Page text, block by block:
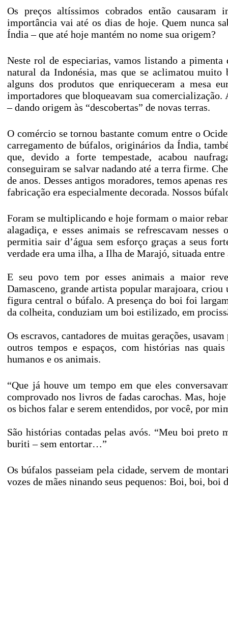
Os preços altíssimos cobrados então
importância vai até os dias de hoje. Quem nunca
Índia – que até hoje mantém no nome sua origem?
Neste rol de especiarias, vamos listando a
natural da Indonésia, mas que se aclimatou
alguns dos produtos que enriqueceram a mesa
importadores que bloqueavam sua
– dando origem às “descobertas” de novas terras.
O comércio se tornou bastante comum entre o
carregamento de búfalos, originários da Índia,
que, devido a forte tempestade, acabou
conseguiram se salvar nadando até a terra firme.
de anos. Desses antigos moradores, temos apenas
fabricação era especialmente decorada. Nossos
Foram se multiplicando e hoje formam o maior
alagadiça, e esses animais se refrescavam
permitia sair d’água sem esforço graças a seus
verdade era uma ilha, a Ilha de Marajó, situada
E seu povo tem por esses animais a maior
Damasceno, grande artista popular marajoara,
figura central o búfalo. A presença do boi foi
da colheita, conduziam um boi estilizado, em
Os escravos, cantadores de muitas gerações,
outros tempos e espaços, com histórias nas
humanos e os animais.
“Que já houve um tempo em que eles
comprovado nos livros de fadas carochas. Mas,
os bichos falar e serem entendidos, por você, por
São histórias contadas pelas avós. “Meu boi preto
buriti – sem entortar…”
Os búfalos passeiam pela cidade, servem de
vozes de mães ninando seus pequenos: Boi, boi, boi